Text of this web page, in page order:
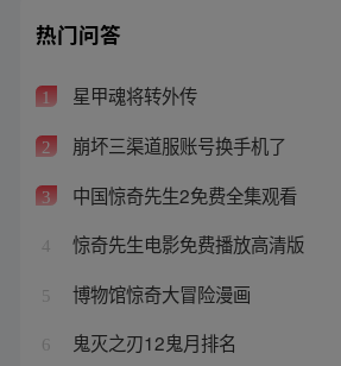
热门问答
1 星甲魂将转外传
2 崩坏三渠道服账号换手机了
3 中国惊奇先生2免费全集观看
4 惊奇先生电影免费播放高清版
5 博物馆惊奇大冒险漫画
6 鬼灭之刃12鬼月排名